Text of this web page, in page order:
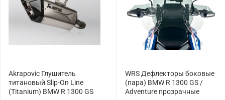
Akrapovic Глушитель
титановый Slip-On Line
(Titanium) BMW R 1300 GS
WRS Дефлекторы боковые
(пара) BMW R 1300 GS /
Adventure прозрачные